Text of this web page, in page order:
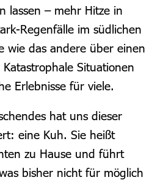
lassen – mehr Hitze in
Regenfälle im südlichen
wie das andere über einen
Situationen
Erlebnisse für viele.
hat uns dieser
eine Kuh. Sie heißt
zu Hause und führt
bisher nicht für möglich